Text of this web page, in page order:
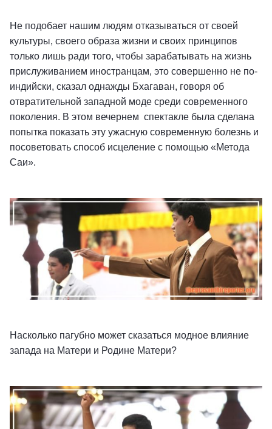
Не подобает нашим людям отказываться от своей
культуры, своего образа жизни и своих принципов
только лишь ради того, чтобы зарабатывать на жизнь
прислуживанием иностранцам, это совершенно не по-
индийски, сказал однажды Бхагаван, говоря об
отвратительной западной моде среди современного
поколения. В этом вечернем спектакле была сделана
попытка показать эту ужасную современную болезнь и
посоветовать способ исцеление с помощью «Метода
Саи».
Насколько пагубно может сказаться модное влияние
запада на Матери и Родине Матери?